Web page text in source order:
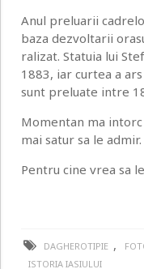
Anul preluarii
baza dezvoltarii
ralizat. Statuia lui
1883, iar curtea a
sunt preluate intre
Momentan ma
mai satur sa le admir.
Pentru cine vrea sa
DAGHEROTIPIE ,
ISTORIA IASIULUI